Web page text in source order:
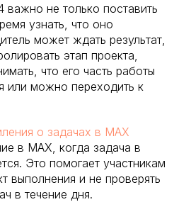
важно не только поставить
узнать, что оно
может ждать результат,
этап проекта,
что его часть работы
или можно переходить к
о задачах в MAX
в MAX, когда задача в
Это помогает участникам
выполнения и не проверять
в течение дня.